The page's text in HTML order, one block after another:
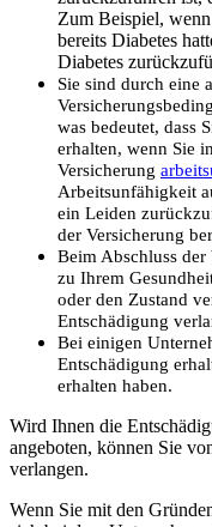
Zum Beispiel,
bereits Diabetes
Diabetes
Sie sind durch eine
was bedeutet, dass
erhalten, wenn Sie
Versicherung
Arbeitsunfähigkeit
ein Leiden
der Versicherung
Beim Abschluss der
zu Ihrem
oder den Zustand
Entschädigung
Bei einigen
Entschädigung
erhalten haben.
Wird Ihnen die
angeboten, können Sie
verlangen.
Wenn Sie mit den